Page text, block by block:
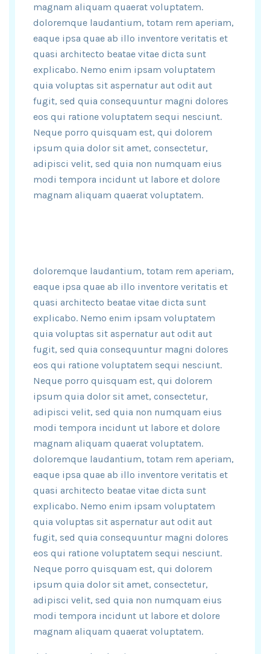
magnam aliquam quaerat voluptatem.
doloremque laudantium, totam rem aperiam,
eaque ipsa quae ab illo inventore veritatis et
quasi architecto beatae vitae dicta sunt
explicabo. Nemo enim ipsam voluptatem
quia voluptas sit aspernatur aut odit aut
fugit, sed quia consequuntur magni dolores
eos qui ratione voluptatem sequi nesciunt.
Neque porro quisquam est, qui dolorem
ipsum quia dolor sit amet, consectetur,
adipisci velit, sed quia non numquam eius
modi tempora incidunt ut labore et dolore
magnam aliquam quaerat voluptatem.
doloremque laudantium, totam rem aperiam,
eaque ipsa quae ab illo inventore veritatis et
quasi architecto beatae vitae dicta sunt
explicabo. Nemo enim ipsam voluptatem
quia voluptas sit aspernatur aut odit aut
fugit, sed quia consequuntur magni dolores
eos qui ratione voluptatem sequi nesciunt.
Neque porro quisquam est, qui dolorem
ipsum quia dolor sit amet, consectetur,
adipisci velit, sed quia non numquam eius
modi tempora incidunt ut labore et dolore
magnam aliquam quaerat voluptatem.
doloremque laudantium, totam rem aperiam,
eaque ipsa quae ab illo inventore veritatis et
quasi architecto beatae vitae dicta sunt
explicabo. Nemo enim ipsam voluptatem
quia voluptas sit aspernatur aut odit aut
fugit, sed quia consequuntur magni dolores
eos qui ratione voluptatem sequi nesciunt.
Neque porro quisquam est, qui dolorem
ipsum quia dolor sit amet, consectetur,
adipisci velit, sed quia non numquam eius
modi tempora incidunt ut labore et dolore
magnam aliquam quaerat voluptatem.